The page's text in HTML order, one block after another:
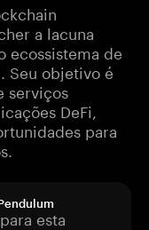
a lacuna
ecossistema de
Seu objetivo é
serviços
DeFi,
para
esta